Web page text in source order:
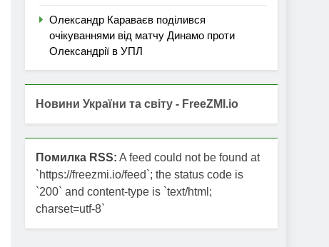
Олександр Караваєв поділився
очікуваннями від матчу Динамо проти
Олександрії в УПЛ
Новини України та світу - FreeZMI.io
Помилка RSS: A feed could not be found at
`https://freezmi.io/feed`; the status code is
`200` and content-type is `text/html;
charset=utf-8`